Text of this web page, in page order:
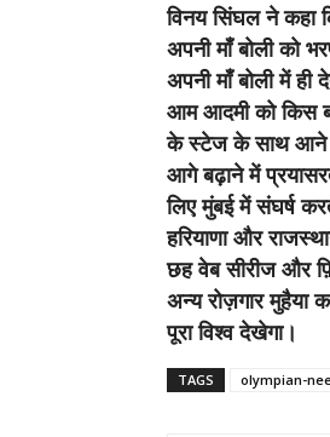
विनय सिंघल ने कहा
अपनी माँ बोली को
अपनी माँ बोली में
आम आदमी को किस
के स्टेज के साथ आने से
आगे बढ़ाने में
लिए मुंबई में संघर्ष
हरियाणा और
छह वेब सीरीज और
अन्य रोज़गार मुहैया
पूरा विश्व देखेगा।
TAGS olympian-